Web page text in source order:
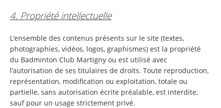
4. Propriété intellectuelle
L’ensemble des contenus présents sur le site (textes,
photographies, vidéos, logos, graphismes) est la propriété
du Badminton Club Martigny ou est utilisé avec
l’autorisation de ses titulaires de droits. Toute reproduction,
représentation, modification ou exploitation, totale ou
partielle, sans autorisation écrite préalable, est interdite,
sauf pour un usage strictement privé.